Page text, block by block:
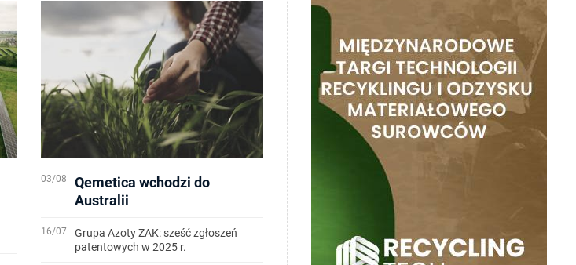
03/08
Qemetica wchodzi do
Australii
16/07
Grupa Azoty ZAK: sześć zgłoszeń
patentowych w 2025 r.